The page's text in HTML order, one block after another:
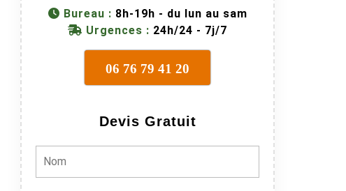
Bureau : 8h-19h - du lun au sam
Urgences : 24h/24 - 7j/7
06 76 79 41 20
Devis Gratuit